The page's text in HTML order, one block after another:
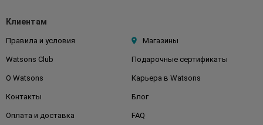
Клиентам
Правила и условия Магазины
Watsons Club Подарочные сертификаты
О Watsons Карьера в Watsons
Контакты Блог
Оплата и доставка FAQ